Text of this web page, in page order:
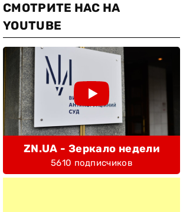
СМОТРИТЕ НАС НА
YOUTUBE
ZN.UA - Зеркало недели
5610 подписчиков